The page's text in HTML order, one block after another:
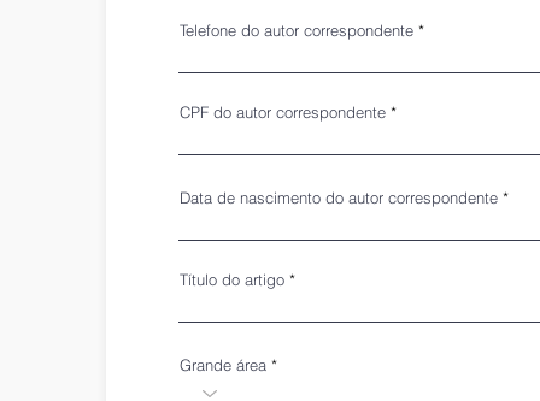
Telefone do autor correspondente
CPF do autor correspondente
Data de nascimento do autor correspondente
Título do artigo
Grande área